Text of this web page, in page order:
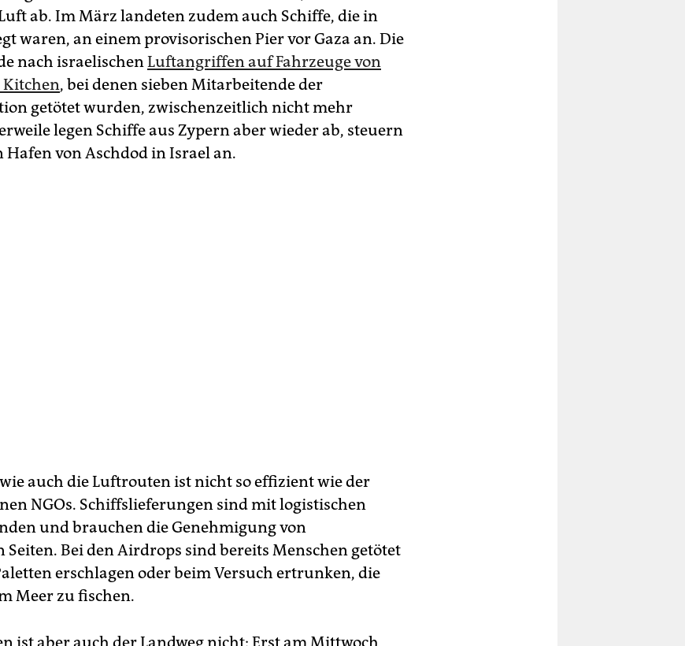
ab. Im März landeten zudem auch Schiffe, die in
waren, an einem provisorischen Pier vor Gaza an. Die
nach israelischenLuftangriffen auf Fahrzeuge von
Kitchen, bei denen sieben Mitarbeitende der
getötet wurden, zwischenzeitlich nicht mehr
legen Schiffe aus Zypern aber wieder ab, steuern
von Aschdod in Israel an.
wie auch die Luftrouten ist nicht so effizient wie der
NGOs. Schiffslieferungen sind mit logistischen
und brauchen die Genehmigung von
Seiten. Bei den Airdrops sind bereits Menschen getötet
erschlagen oder beim Versuch ertrunken, die
Meer zu fischen.
ist aber auch der Landweg nicht: Erst am Mittwoch